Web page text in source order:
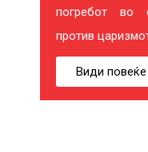
погребот во
против
Види повеќе